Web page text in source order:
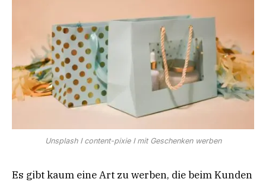
Unsplash I content-pixie I mit Geschenken werben
Es gibt kaum eine Art zu werben, die beim Kunden